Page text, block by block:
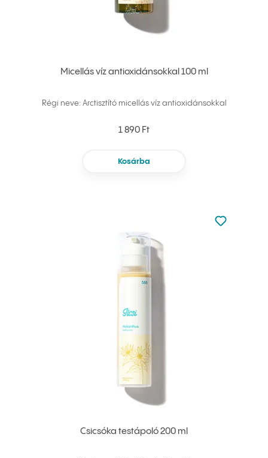
Micellás víz antioxidánsokkal 100 ml
Régi neve: Arctisztító micellás víz antioxidánsokkal
1 890 Ft
Kosárba
Csicsóka testápoló 200 ml
Nincsen
Hozzáadás